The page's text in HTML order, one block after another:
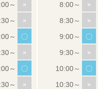
×
×
〇
×
〇
×
×
×
〇
×
〇
×